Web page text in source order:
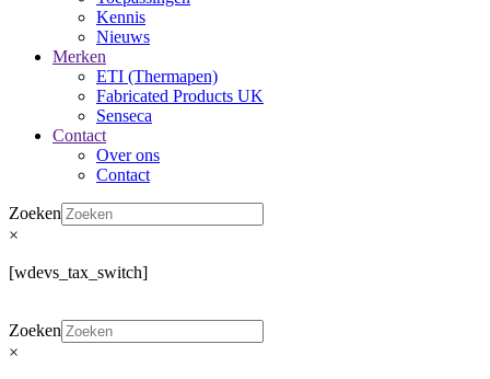
Kennis
Nieuws
Merken
ETI (Thermapen)
Fabricated Products UK
Senseca
Contact
Over ons
Contact
Zoeken
×
[wdevs_tax_switch]
Zoeken
×